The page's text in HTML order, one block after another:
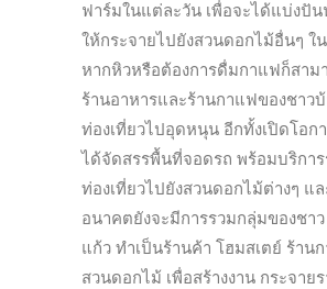
ฟาร์มในแต่ละวัน เพื่อจะได้แบ่งปัน
ให้กระจายไปยังสวนดอกไม้อื่นๆ ใ
หากหิวหรือต้องการดื่มกาแฟก็สาม
ร้านอาหารและร้านกาแฟของชาว
ท่องเที่ยวไปอุดหนุน อีกทั้งเปิดโอก
ได้จัดสรรพื้นที่จอดรถ พร้อมบริการ
ท่องเที่ยวไปยังสวนดอกไม้ต่างๆ แ
อนาคตยังจะมีการรวมกลุ่มของชาว
แก้ว ทำเป็นร้านค้า โฮมสเตย์ ร้าน
สวนดอกไม้ เพื่อสร้างงาน กระจาย